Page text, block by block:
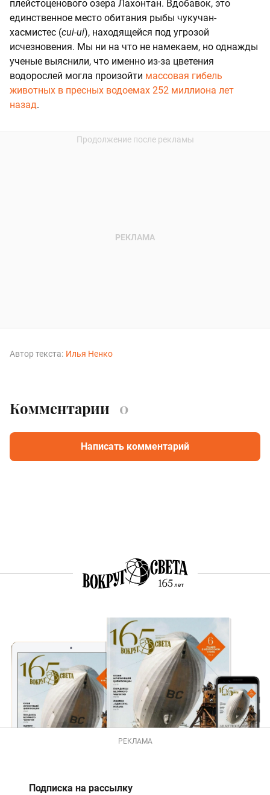
плейстоценового озера Лахонтан. Вдобавок, это
единственное место обитания рыбы чукучан-
хасмистес (cui-ui), находящейся под угрозой
исчезновения. Мы ни на что не намекаем, но однажды
ученые выяснили, что именно из-за цветения
водорослей могла произойти массовая гибель
животных в пресных водоемах 252 миллиона лет
назад.
Автор текста: Илья Ненко
Комментарии 0
Написать комментарий
РЕКЛАМА
Подписка на рассылку